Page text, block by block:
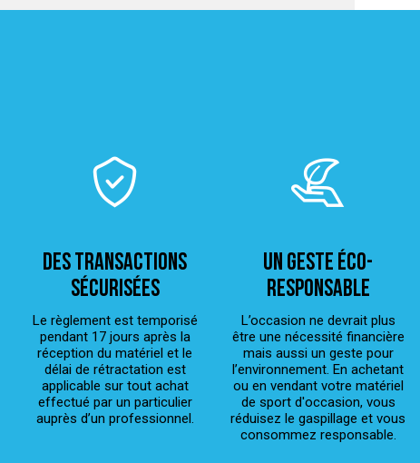
Des transactions
sécurisées
Le règlement est temporisé
pendant 17 jours après la
réception du matériel et le
délai de rétractation est
applicable sur tout achat
effectué par un particulier
auprès d’un professionnel.
Un geste éco-
responsable
L’occasion ne devrait plus
être une nécessité financière
mais aussi un geste pour
l’environnement. En achetant
ou en vendant votre matériel
de sport d'occasion, vous
réduisez le gaspillage et vous
consommez responsable.